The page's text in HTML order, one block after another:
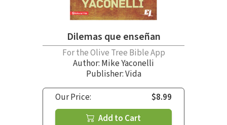
Dilemas que enseñan
For the Olive Tree Bible App
Author: Mike Yaconelli
Publisher: Vida
Our Price:
$8.99
Add to Cart